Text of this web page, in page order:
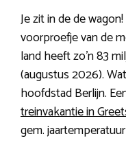
Je zit in de de
voorproefje van de
land heeft zo’n 83
(augustus 2026).
hoofdstad Berlijn.
treinvakantie in
gem.